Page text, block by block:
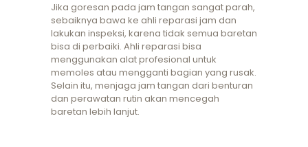
Jika goresan pada jam tangan sangat parah,
sebaiknya bawa ke ahli reparasi jam dan
lakukan inspeksi, karena tidak semua baretan
bisa di perbaiki. Ahli reparasi bisa
menggunakan alat profesional untuk
memoles atau mengganti bagian yang rusak.
Selain itu, menjaga jam tangan dari benturan
dan perawatan rutin akan mencegah
baretan lebih lanjut.